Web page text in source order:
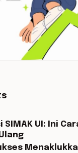
SIMAK UI: Ini